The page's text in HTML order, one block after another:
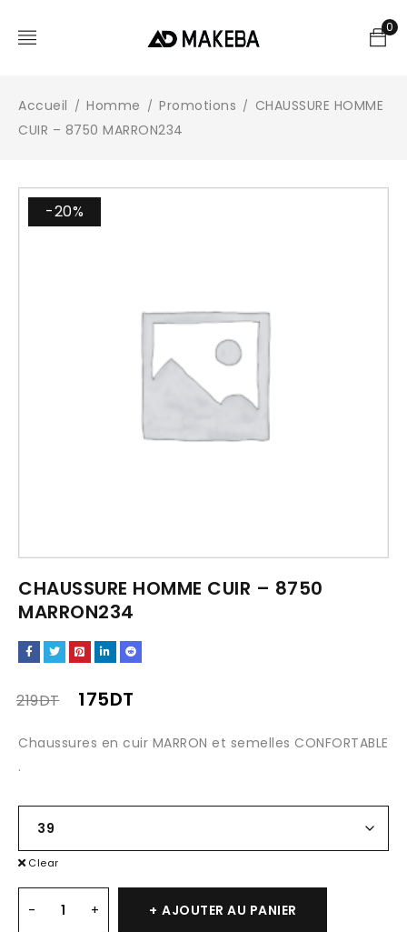
0
Accueil / Homme / Promotions / CHAUSSURE HOMME
CUIR – 8750 MARRON234
-20%
CHAUSSURE HOMME CUIR – 8750
MARRON234
219DT 175DT
Chaussures en cuir MARRON et semelles CONFORTABLE
.
Clear
AJOUTER AU PANIER